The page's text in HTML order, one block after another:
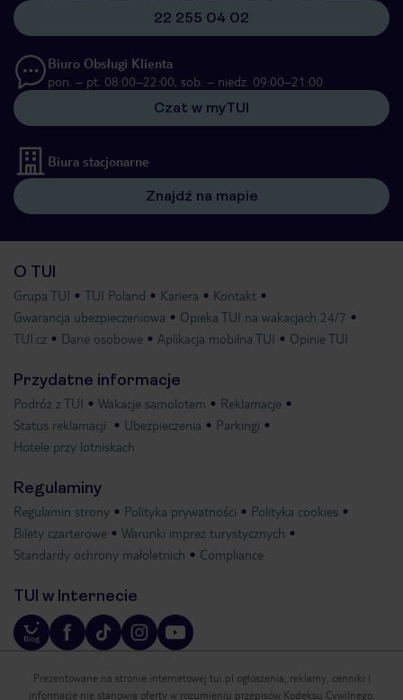
22 255 04 02
Biuro Obsługi Klienta
pon. – pt. 08:00–22:00, sob. – niedz. 09:00–21:00
Czat w myTUI
Biura stacjonarne
Znajdź na mapie
O TUI
Grupa TUI TUI Poland Kariera
Kontakt
Gwarancja ubezpieczeniowa
Opieka TUI na wakacjach 24/7
TUI.cz
Dane osobowe Aplikacja mobilna TUI Opinie TUI
Przydatne informacje
Podróż z TUI Wakacje samolotem
Reklamacje
Status reklamacji
Ubezpieczenia
Parkingi
Hotele przy lotniskach
Regulaminy
Regulamin strony Polityka prywatności
Polityka cookies
Bilety czarterowe
Warunki imprez turystycznych
Standardy ochrony małoletnich
Compliance
TUI w Internecie
Prezentowane na stronie internetowej tui.pl ogłoszenia, reklamy, cenniki i
informacje nie stanowią oferty w rozumieniu przepisów Kodeksu Cywilnego.